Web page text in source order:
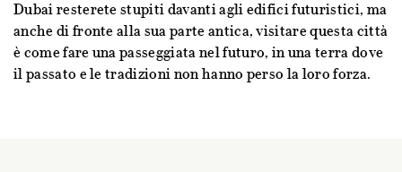
Dubai resterete stupiti davanti agli edifici futuristici, ma
anche di fronte alla sua parte antica, visitare questa città
è come fare una passeggiata nel futuro, in una terra dove
il passato e le tradizioni non hanno perso la loro forza.